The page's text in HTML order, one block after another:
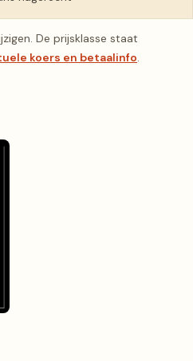
De prijsklasse staat
koers en betaalinfo.